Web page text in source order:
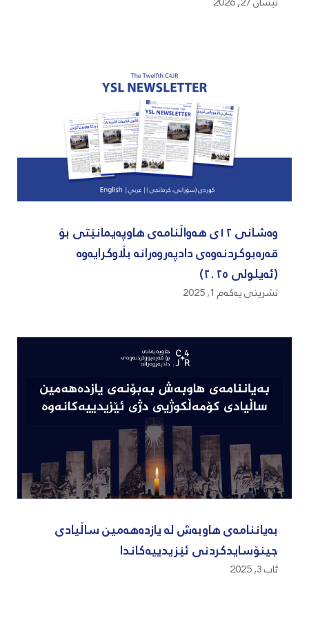
وەشانی ١٢ی هەواڵنامەی هاوپەیمانێتی بۆ
قەرەبوکردنەوەی دادپەروەرانە بڵاوکرایەوە
(ئەیلولی ٢٠٢٥)
تشرینی یەکەم 1, 2025
بەیاننامەی هاوبەش لە یازدەهەمین ساڵیادی
جینۆسایدکردنی ئێزیدییەکاندا
ئاب 3, 2025